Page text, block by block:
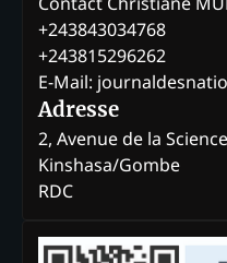
+243843034768
+243815296262
E-Mail:
Adresse
2, Avenue de la Science
Kinshasa/Gombe
RDC